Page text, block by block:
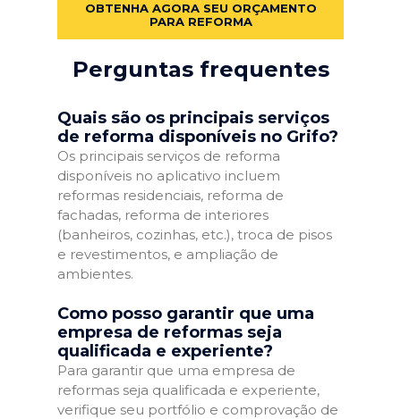
OBTENHA AGORA SEU ORÇAMENTO
PARA REFORMA
Perguntas frequentes
Quais são os principais serviços
de reforma disponíveis no Grifo?
Os principais serviços de reforma
disponíveis no aplicativo incluem
reformas residenciais, reforma de
fachadas, reforma de interiores
(banheiros, cozinhas, etc.), troca de pisos
e revestimentos, e ampliação de
ambientes.
Como posso garantir que uma
empresa de reformas seja
qualificada e experiente?
Para garantir que uma empresa de
reformas seja qualificada e experiente,
verifique seu portfólio e comprovação de